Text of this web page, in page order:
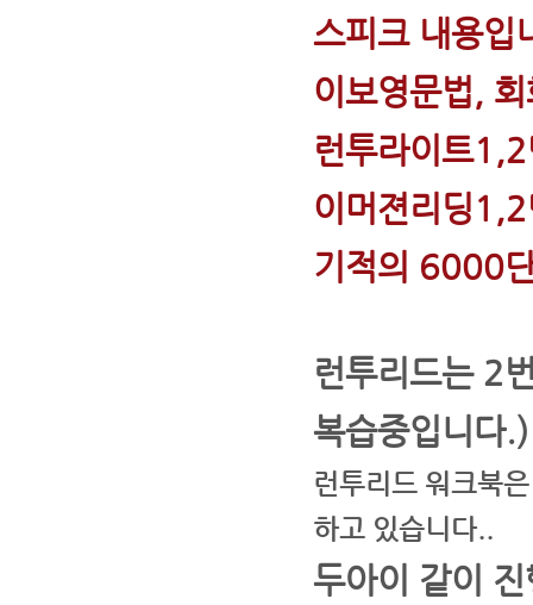
스피크 내용입
이보영문법,
런투라이트
이머젼리딩
기적의 6000
런투리드는 2
복습중입니다.)
런투리드 워크북
하고 있습니다..
두아이 같이